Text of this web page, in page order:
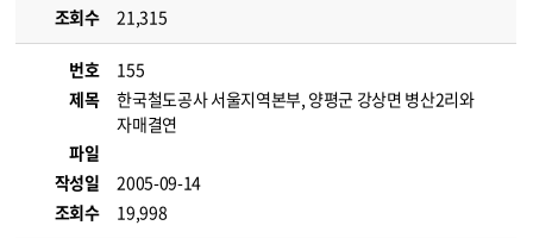
조회수
21,315
번호
155
제목
한국철도공사 서울지역본부, 양평군 강상면 병산2리와
자매결연
파일
작성일
2005-09-14
조회수
19,998